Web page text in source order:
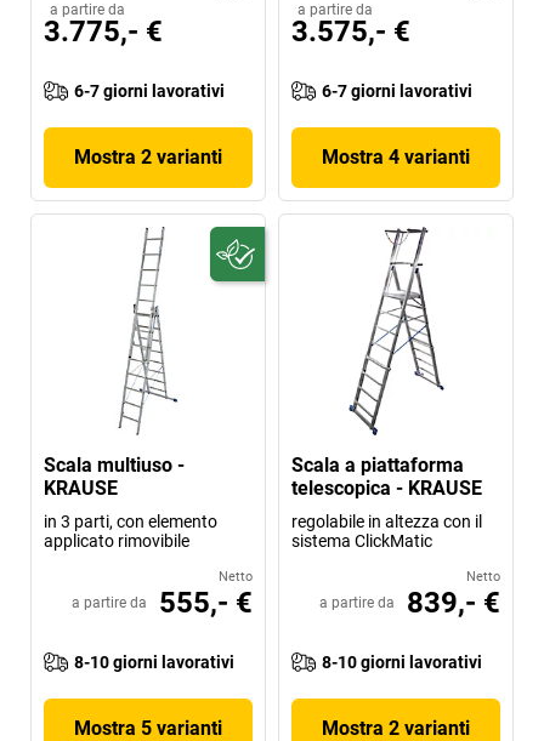
a partire da
3.775,- €
6-7 giorni lavorativi
Mostra 2 varianti
a partire da
3.575,- €
6-7 giorni lavorativi
Mostra 4 varianti
Scala multiuso -
KRAUSE
in 3 parti, con elemento
applicato rimovibile
Netto
a partire da 555,- €
8-10 giorni lavorativi
Mostra 5 varianti
Scala a piattaforma
telescopica - KRAUSE
regolabile in altezza con il
sistema ClickMatic
Netto
a partire da 839,- €
8-10 giorni lavorativi
Mostra 2 varianti